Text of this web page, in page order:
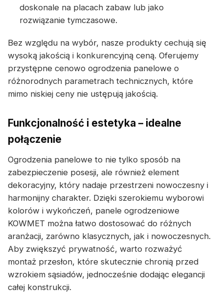
doskonale na placach zabaw lub jako
rozwiązanie tymczasowe.
Bez względu na wybór, nasze produkty cechują się
wysoką jakością i konkurencyjną ceną. Oferujemy
przystępne cenowo ogrodzenia panelowe o
różnorodnych parametrach technicznych, które
mimo niskiej ceny nie ustępują jakością.
Funkcjonalność i estetyka – idealne
połączenie
Ogrodzenia panelowe to nie tylko sposób na
zabezpieczenie posesji, ale również element
dekoracyjny, który nadaje przestrzeni nowoczesny i
harmonijny charakter. Dzięki szerokiemu wyborowi
kolorów i wykończeń, panele ogrodzeniowe
KOWMET można łatwo dostosować do różnych
aranżacji, zarówno klasycznych, jak i nowoczesnych.
Aby zwiększyć prywatność, warto rozważyć
montaż przesłon, które skutecznie chronią przed
wzrokiem sąsiadów, jednocześnie dodając elegancji
całej konstrukcji.